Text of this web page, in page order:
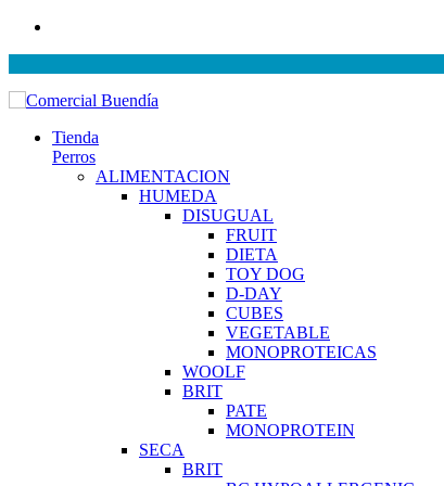
Tienda
Perros
ALIMENTACION
HUMEDA
DISUGUAL
FRUIT
DIETA
TOY DOG
D-DAY
CUBES
VEGETABLE
MONOPROTEICAS
WOOLF
BRIT
PATE
MONOPROTEIN
SECA
BRIT